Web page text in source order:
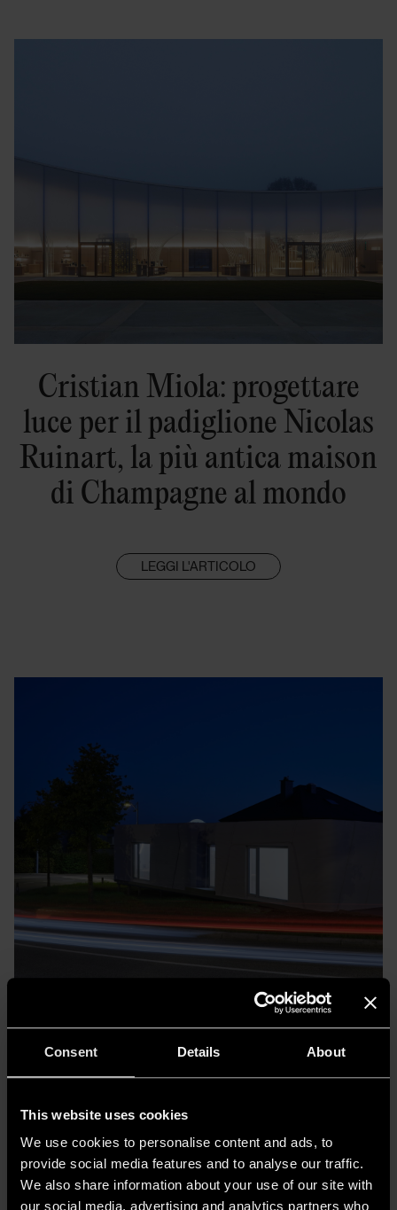
Consent Details About
This website uses cookies
We use cookies to personalise content and ads, to
provide social media features and to analyse our traffic.
We also share information about your use of our site with
our social media, advertising and analytics partners who
Cristian Miola: progettare
luce per il padiglione Nicolas
Ruinart, la più antica maison
di Champagne al mondo
LEGGI L'ARTICOLO
Tiny House LUX: la casa
stampata in 3D che ripensa
LEGGI L'ARTICOLO